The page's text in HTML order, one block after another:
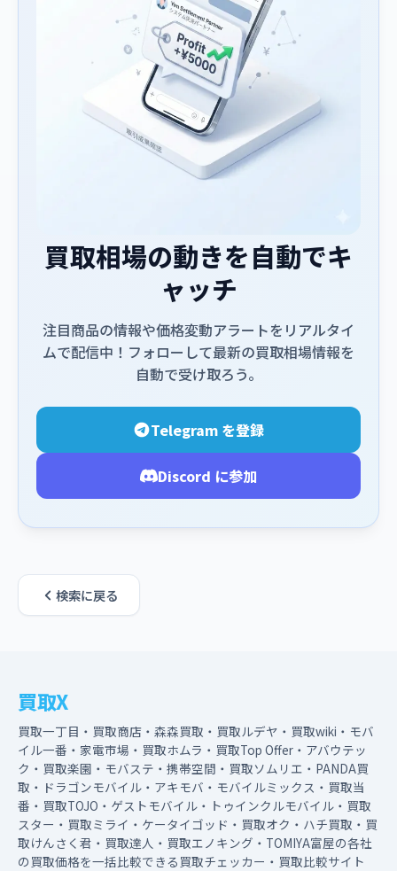
買取相場の動きを自動でキ
ャッチ
注目商品の情報や価格変動アラートをリアルタイ
ムで配信中！フォローして最新の買取相場情報を
自動で受け取ろう。
Telegram を登録
Discord に参加
検索に戻る
買取X
買取一丁目・買取商店・森森買取・買取ルデヤ・買取wiki・モバ
イル一番・家電市場・買取ホムラ・買取Top Offer・アバウテッ
ク・買取楽園・モバステ・携帯空間・買取ソムリエ・PANDA買
取・ドラゴンモバイル・アキモバ・モバイルミックス・買取当
番・買取TOJO・ゲストモバイル・トゥインクルモバイル・買取
スター・買取ミライ・ケータイゴッド・買取オク・ハチ買取・買
取けんさく君・買取達人・買取エノキング・TOMIYA富屋の各社
の買取価格を一括比較できる買取チェッカー・買取比較サイト